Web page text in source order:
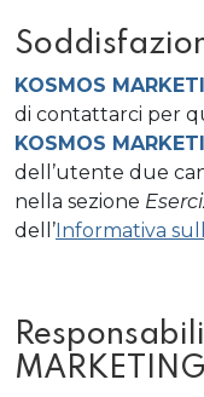
KOSMOS
di contattarci per
KOSMOS
dell’utente due
nella sezione
dell’Informativa
MARKETING